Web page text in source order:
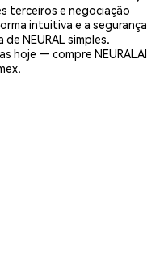
terceiros e negociação
intuitiva e a segurança
NEURAL simples.
hoje — compre NEURALAI